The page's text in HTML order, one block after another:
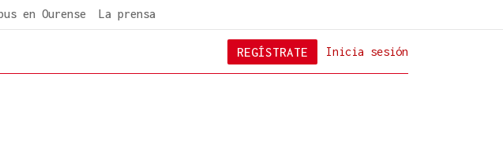
en Ourense La prensa
Inicia sesión
REGÍSTRATE